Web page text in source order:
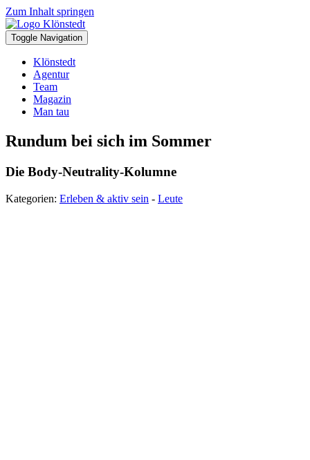
Zum Inhalt springen
Toggle Navigation
Klönstedt
Agentur
Team
Magazin
Man tau
Rundum bei sich im Sommer
Die Body-Neutrality-Kolumne
Kategorien: Erleben & aktiv sein - Leute